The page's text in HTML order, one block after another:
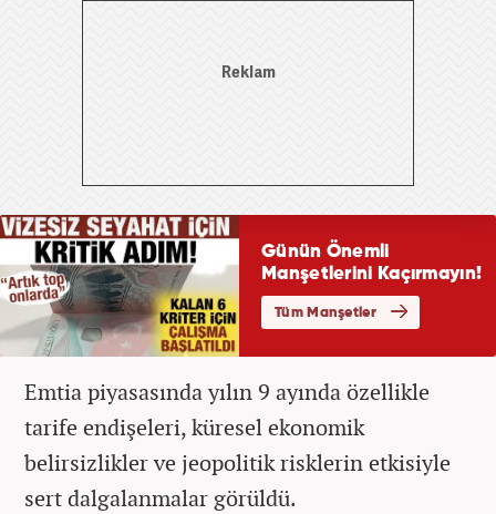
Emtia piyasasında yılın 9 ayında özellikle
tarife endişeleri, küresel ekonomik
belirsizlikler ve jeopolitik risklerin etkisiyle
sert dalgalanmalar görüldü.